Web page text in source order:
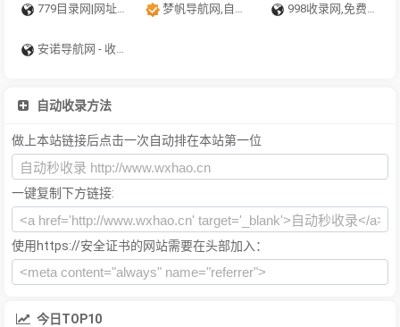
779目录网|网址导航分类网站目录|自助网址提交自动收录-779目录网,自助上链,百度收录,网站目录,网址导航,SEO查询,自动收录网站,分类目录,外链提交 梦帆导航网,自动秒收录,QQ技术导航,导航天下,技术导航,娱乐网,小刀娱乐网,爱Q,QQ技术,QQ导航 998收录网,免费自动秒收录网址,提供自动收录,网站导航大全源码,自动链,友情链接交换。
安诺导航网 - 收录精选的导航网站
自动收录方法
做上本站链接后点击一次自动排在本站第一位
一键复制下方链接:
使用https://安全证书的网站需要在头部加入：
今日TOP10